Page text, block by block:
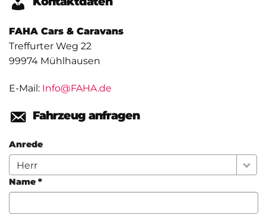
FAHA Cars & Caravans
Treffurter Weg 22
99974 Mühlhausen
E-Mail: Info@FAHA.de
Fahrzeug anfragen
Anrede
Herr
Name *